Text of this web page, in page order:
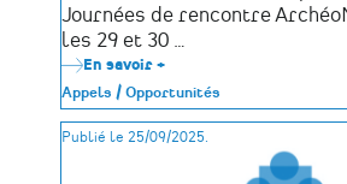
Journées de rencontre
les 29 et 30 …
En savoir +
Appel
à
communications
–
ArchéoMuse
Appels / Opportunités
Publié le 25/09/2025.